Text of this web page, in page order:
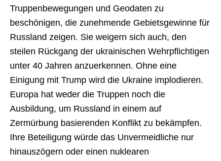
Truppenbewegungen und Geodaten zu
beschönigen, die zunehmende Gebietsgewinne für
Russland zeigen. Sie weigern sich auch, den
steilen Rückgang der ukrainischen Wehrpflichtigen
unter 40 Jahren anzuerkennen. Ohne eine
Einigung mit Trump wird die Ukraine implodieren.
Europa hat weder die Truppen noch die
Ausbildung, um Russland in einem auf
Zermürbung basierenden Konflikt zu bekämpfen.
Ihre Beteiligung würde das Unvermeidliche nur
hinauszögern oder einen nuklearen